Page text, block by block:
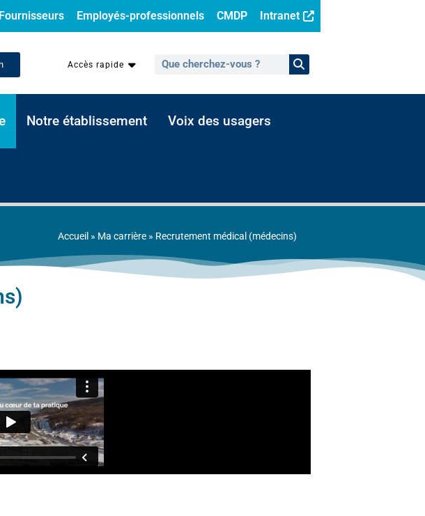
Fournisseurs Employés-professionnels CMDP Intranet
Accès rapide
Notre établissement Voix des usagers
Accueil » Ma carrière » Recrutement médical (médecins)